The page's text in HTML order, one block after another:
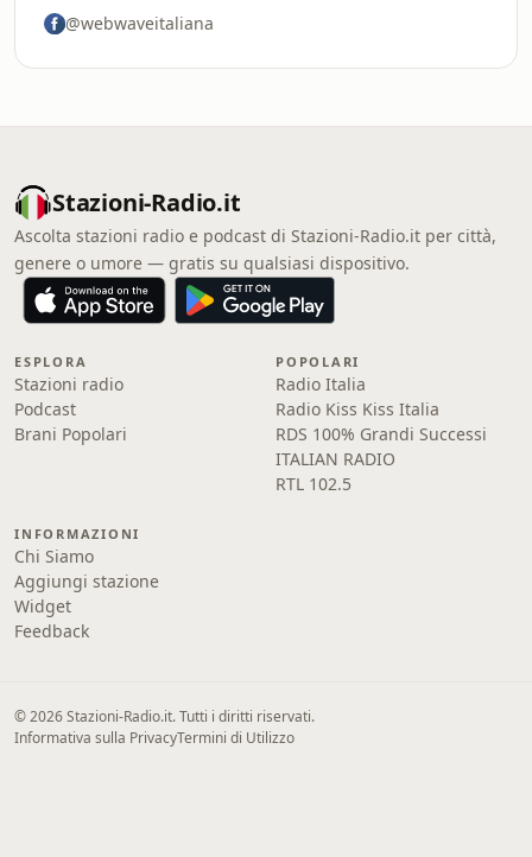
@webwaveitaliana
Stazioni-Radio.it
Ascolta stazioni radio e podcast di Stazioni-Radio.it per città,
genere o umore — gratis su qualsiasi dispositivo.
ESPLORA
Stazioni radio
Podcast
Brani Popolari
POPOLARI
Radio Italia
Radio Kiss Kiss Italia
RDS 100% Grandi Successi
ITALIAN RADIO
RTL 102.5
INFORMAZIONI
Chi Siamo
Aggiungi stazione
Widget
Feedback
© 2026 Stazioni-Radio.it. Tutti i diritti riservati.
Informativa sulla PrivacyTermini di Utilizzo